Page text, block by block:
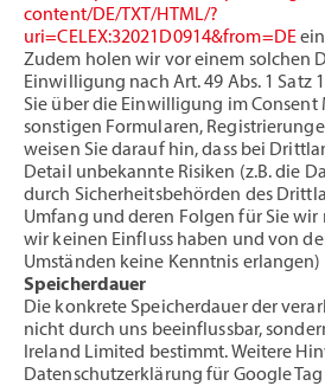
content/DE/TXT/HTML/?
uri=CELEX:32021D0914&from=DE
Zudem holen wir vor einem solchen
Einwilligung nach Art. 49 Abs. 1 Satz
Sie über die Einwilligung im Consent
sonstigen Formularen,
weisen Sie darauf hin, dass bei
Detail unbekannte Risiken (z.B. die
durch Sicherheitsbehörden des
Umfang und deren Folgen für Sie
wir keinen Einfluss haben und von
Umständen keine Kenntnis
Speicherdauer
Die konkrete Speicherdauer der
nicht durch uns beeinflussbar,
Ireland Limited bestimmt. Weitere
Datenschutzerklärung für Google